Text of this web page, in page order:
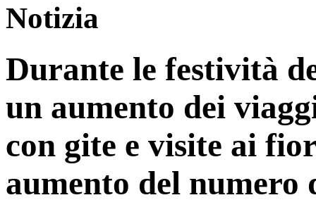
Notizia
Durante le festività
un aumento dei
con gite e visite ai
aumento del